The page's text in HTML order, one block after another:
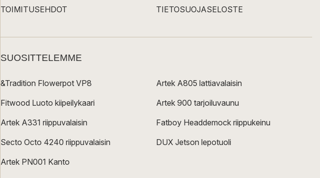
TOIMITUSEHDOT TIETOSUOJASELOSTE
SUOSITTELEMME
&Tradition Flowerpot VP8
Fitwood Luoto kiipeilykaari
Artek A331 riippuvalaisin
Secto Octo 4240 riippuvalaisin
Artek PN001 Kanto
Artek A805 lattiavalaisin
Artek 900 tarjoiluvaunu
Fatboy Headdemock riippukeinu
DUX Jetson lepotuoli